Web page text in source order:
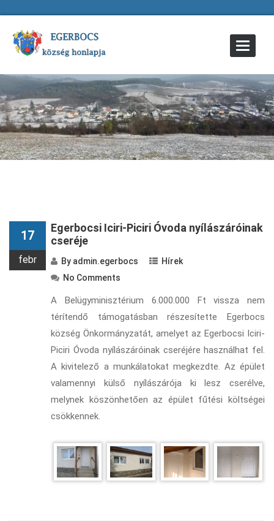
Toggle
17
febr
Egerbocsi Iciri-Piciri Óvoda nyílászáróinak
cseréje
By admin.egerbocs
Hírek
No Comments
A Belügyminisztérium 6.000.000 Ft vissza nem
térítendő támogatásban részesítette Egerbocs
község Önkormányzatát, amelyet az Egerbocsi Iciri-
Piciri Óvoda nyílászáróinak cseréjére használhat fel.
A kivitelező a munkálatokat megkezdte. Az épület
valamennyi külső nyílászárója ki lesz cserélve,
melynek köszönhetően az épület fűtési költségei
csökkennek.